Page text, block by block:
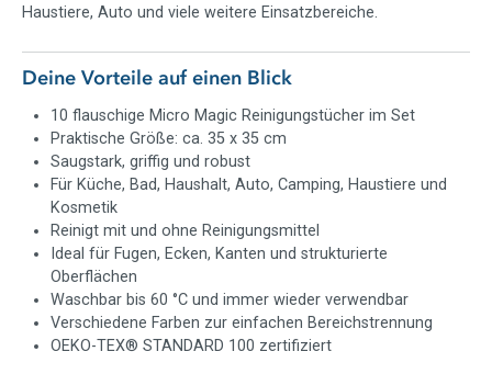
Alltag
Jahren zu den beliebtesten Tüchern aus dem Pastaclean
Sortiment und wurden bereits millionenfach im TV verkauft.
Sie stehen für gründliche Reinigung, angenehme Haptik, starke
Schmutzaufnahme und vielseitige Einsatzmöglichkeiten im
gesamten Haushalt.
Ob schnelle Küchenrunde, gründliche Badreinigung,
Staubwischen im Wohnzimmer, Autopflege, Camping oder
Abschminken – mit dem Flauschi® 10er Pack hast du immer
ein passendes Tuch griffbereit.
Haustiere, Auto und viele weitere Einsatzbereiche.
Deine Vorteile auf einen Blick
10 flauschige Micro Magic Reinigungstücher im Set
Praktische Größe: ca. 35 x 35 cm
Saugstark, griffig und robust
Für Küche, Bad, Haushalt, Auto, Camping, Haustiere und
Kosmetik
Reinigt mit und ohne Reinigungsmittel
Ideal für Fugen, Ecken, Kanten und strukturierte
Oberflächen
Waschbar bis 60 °C und immer wieder verwendbar
Verschiedene Farben zur einfachen Bereichstrennung
OEKO-TEX® STANDARD 100 zertifiziert